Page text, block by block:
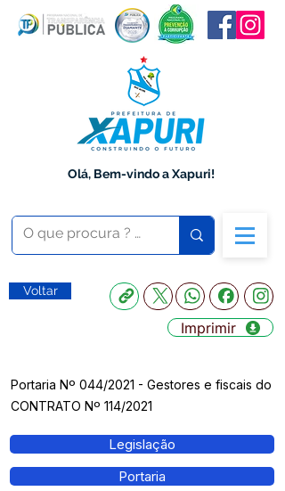
Olá, Bem-vindo a Xapuri!
Voltar
Imprimir
Portaria Nº 044/2021 - Gestores e fiscais do
CONTRATO Nº 114/2021
Legislação
Portaria